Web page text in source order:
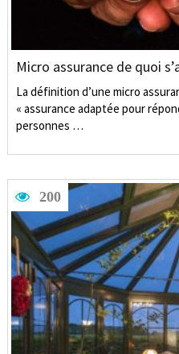
Micro assurance de quoi
La définition d’une micro
« assurance adaptée pour
personnes …
200